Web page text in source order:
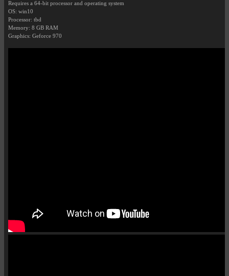
Requires a 64-bit processor and operating system
OS: win10
Processor: tbd
Memory: 8 GB RAM
Graphics: Geforce 970